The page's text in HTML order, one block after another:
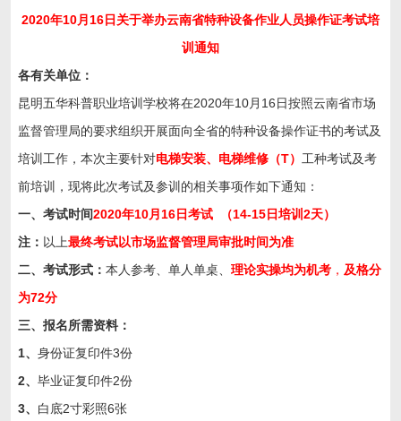
2020年10月16日关于举办云南省特种设备作业人员操作证考试培
训通知
各有关单位：
昆明五华科普职业培训学校将在2020年10月16日按照云南省市场
监督管理局的要求组织开展面向全省的特种设备操作证书的考试及
培训工作，本次主要针对电梯安装、电梯维修（T） 工种考试及考
前培训，现将此次考试及参训的相关事项作如下通知：
一、考试时间2020年10月16日考试 （14-15日培训2天）
注： 以上最终考试以市场监督管理局审批时间为准
二、考试形式：本人参考、单人单桌、理论实操均为机考 ， 及格分
为72分
三、报名所需资料：
1、身份证复印件3份
2、毕业证复印件2份
3、 白底2寸彩照6张